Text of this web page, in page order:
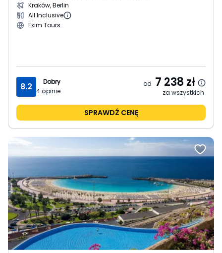
Kraków, Berlin
All Inclusive
Exim Tours
8.2
Dobry
4 opinie
od 7 238 zł
za wszystkich
SPRAWDŹ CENĘ